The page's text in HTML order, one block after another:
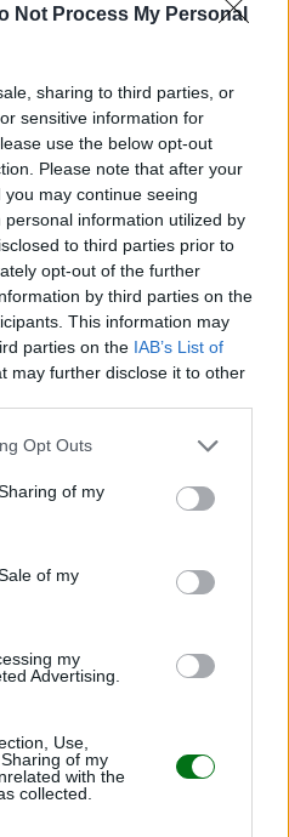
Not Process My Personal
sharing to third parties, or
sensitive information for
use the below opt-out
Please note that after your
may continue seeing
information utilized by
to third parties prior to
opt-out of the further
by third parties on the
This information may
parties on the IAB’s List of
may further disclose it to other
Opt Outs
of my
of my
my
Advertising.
Use,
of my
with the
collected.
la piel del bebé
LEER
la tuya?